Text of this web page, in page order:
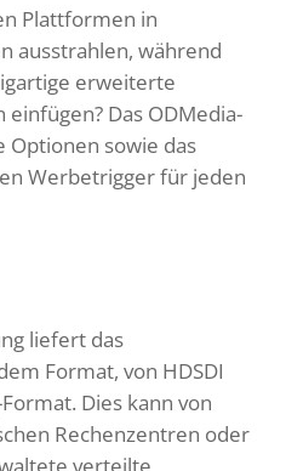
Plattformen in
ausstrahlen, während
erweiterte
Das ODMedia-
Optionen sowie das
Werbetrigger für jeden
liefert das
Format, von HDSDI
Dies kann von
Rechenzentren oder